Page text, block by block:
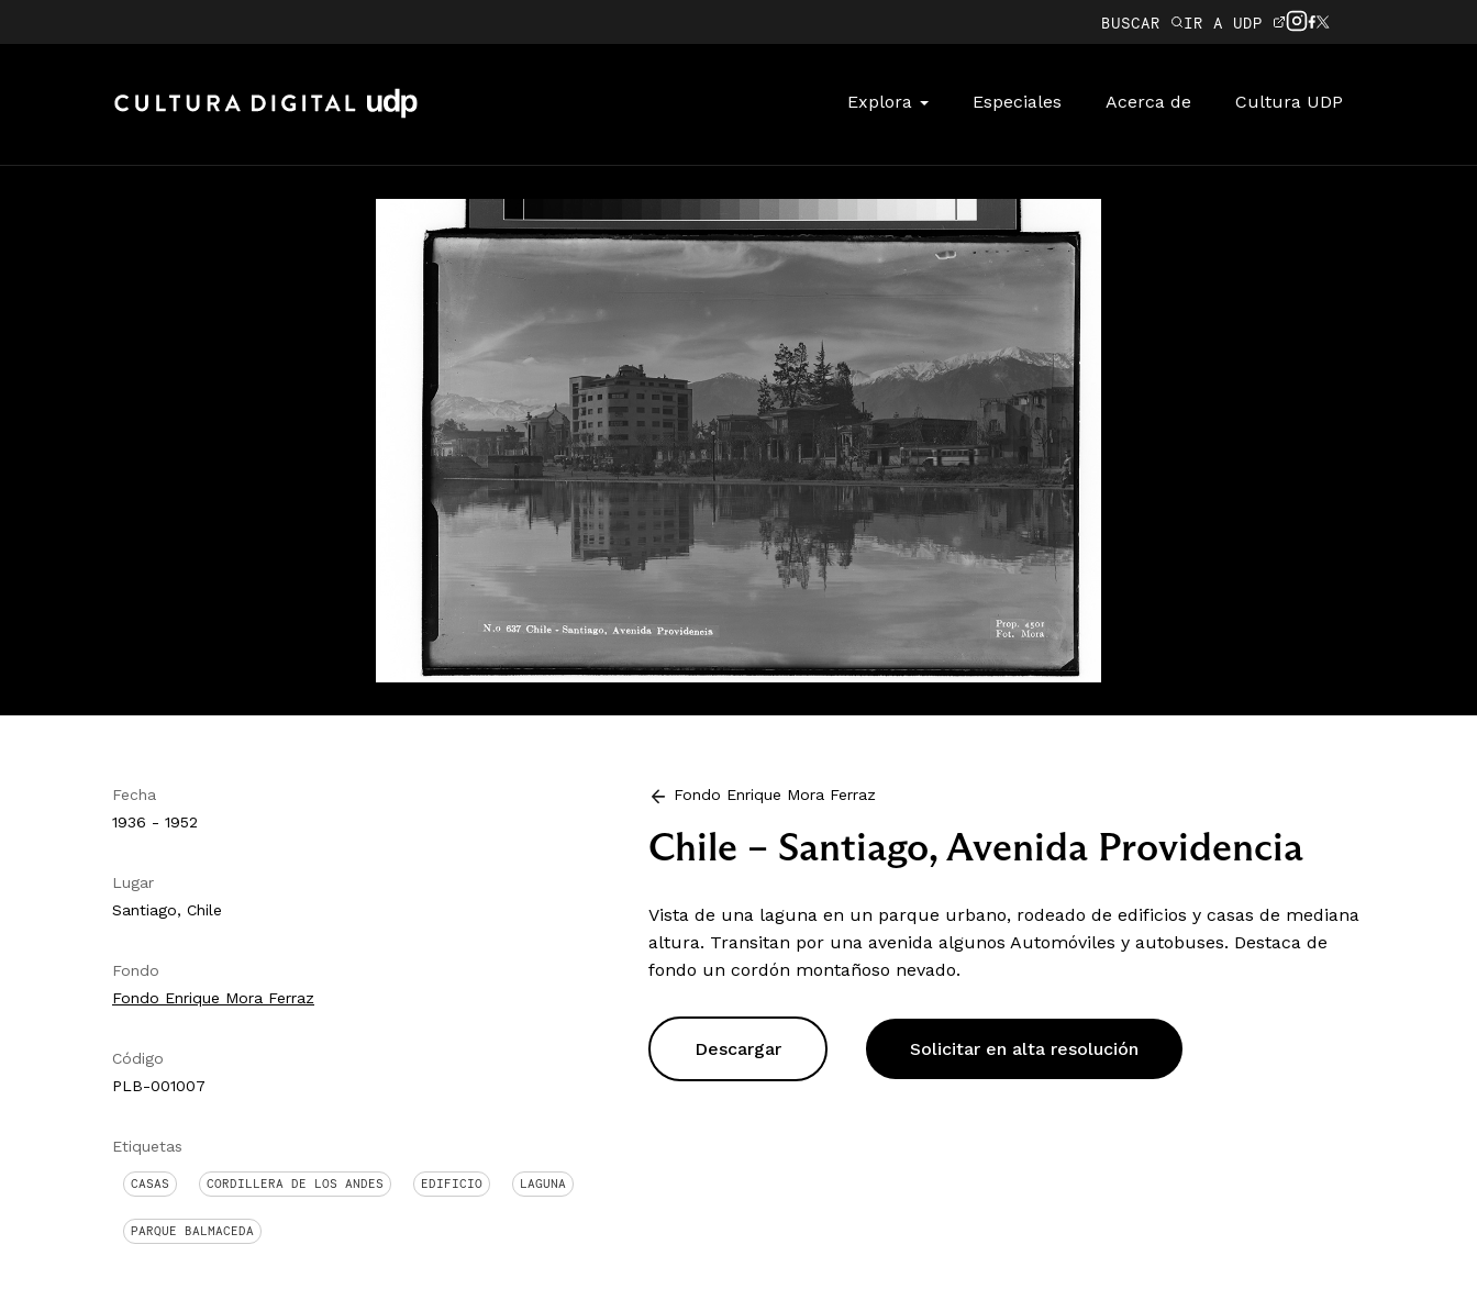
BUSCAR IR A UDP
Explora Especiales Acerca de Cultura UDP
Fecha
1936 - 1952
Lugar
Santiago, Chile
Fondo
Fondo Enrique Mora Ferraz
Código
PLB-001007
Etiquetas
CASAS CORDILLERA DE LOS ANDES EDIFICIO LAGUNA
PARQUE BALMACEDA
Fondo Enrique Mora Ferraz
Chile – Santiago, Avenida Providencia
Vista de una laguna en un parque urbano, rodeado de edificios y casas de mediana
altura. Transitan por una avenida algunos Automóviles y autobuses. Destaca de
fondo un cordón montañoso nevado.
Descargar Solicitar en alta resolución